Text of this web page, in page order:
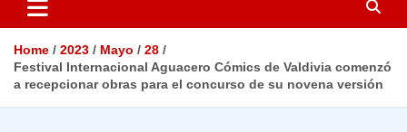
Home 2023 Mayo
28
Festival Internacional Aguacero Cómics de Valdivia comenzó
a recepcionar obras para el concurso de su novena versión